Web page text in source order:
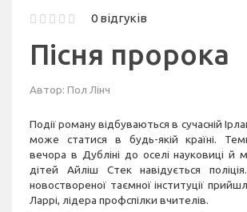
0 відгуків
Пісня пророка
Автор: Пол Лінч
Події роману відбуваються в сучасній
може статися в будь-якій країні.
вечора в Дубліні до оселі науковиці й
дітей Айліш Стек навідується
новоствореної таємної інституції
Ларрі, лідера профспілки вчителів.